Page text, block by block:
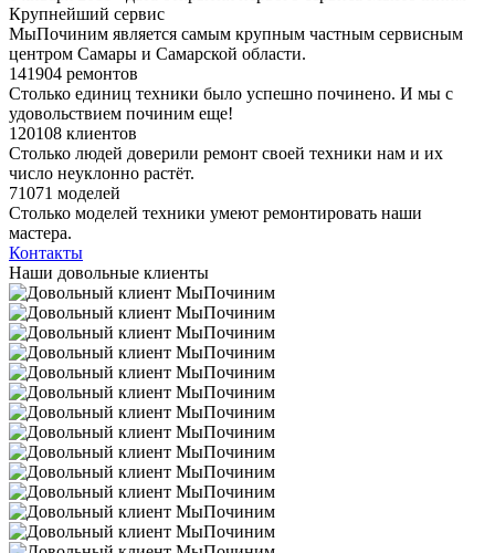
Крупнейший сервис
МыПочиним является самым крупным частным сервисным
центром Самары и Самарской области.
141904 ремонтов
Столько единиц техники было успешно починено. И мы с
удовольствием починим еще!
120108 клиентов
Столько людей доверили ремонт своей техники нам и их
число неуклонно растёт.
71071 моделей
Столько моделей техники умеют ремонтировать наши
мастера.
Контакты
Наши довольные клиенты